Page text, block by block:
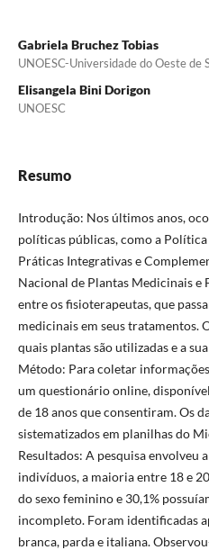
Gabriela Bruchez Tobias
UNOESC-Universidade do Oeste de
Elisangela Bini Dorigon
UNOESC
Resumo
Introdução: Nos últimos anos,
políticas públicas, como a
Práticas Integrativas e
Nacional de Plantas Medicinais
entre os fisioterapeutas, que
medicinais em seus tratamentos.
quais plantas são utilizadas e a
Método: Para coletar
um questionário online,
de 18 anos que consentiram. Os
sistematizados em planilhas do
Resultados: A pesquisa envolveu
indivíduos, a maioria entre 18 e
do sexo feminino e 30,1%
incompleto. Foram identificadas
branca, parda e italiana.